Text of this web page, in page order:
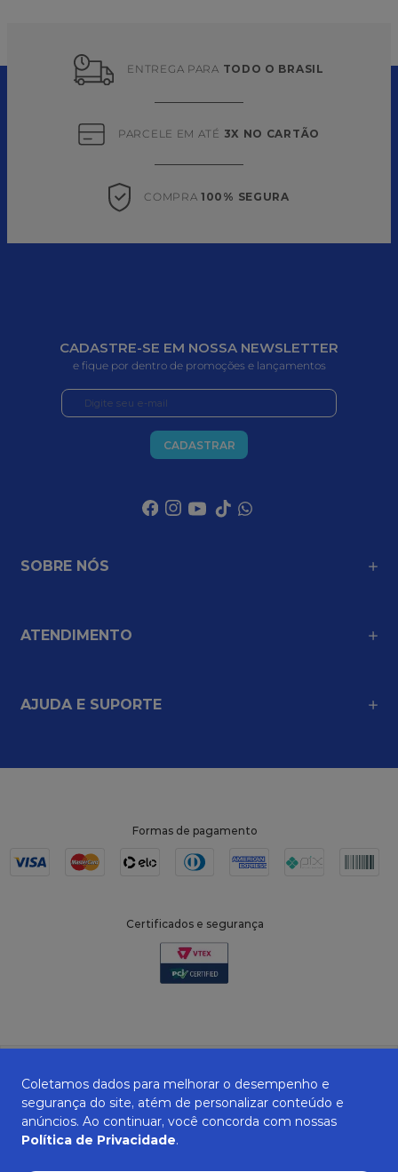
ENTREGA PARA TODO O BRASIL
PARCELE EM ATÉ 3X NO CARTÃO
COMPRA 100% SEGURA
CADASTRE-SE EM NOSSA NEWSLETTER
e fique por dentro de promoções e lançamentos
CADASTRAR
SOBRE NÓS
ATENDIMENTO
AJUDA E SUPORTE
Formas de pagamento
Certificados e segurança
ZANEPAN 2022 | CNPJ: 04.319.228/0001-08 | AVENIDA MAURO MIRANDA
29309-712
Coletamos dados para melhorar o desempenho e
segurança do site, atém de personalizar conteúdo e
anúncios. Ao continuar, você concorda com nossas
Política de Privacidade.